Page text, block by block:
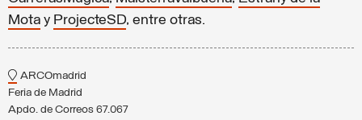
Mota y ProjecteSD, entre otras.
ARCOmadrid
Feria de Madrid
Apdo. de Correos 67.067